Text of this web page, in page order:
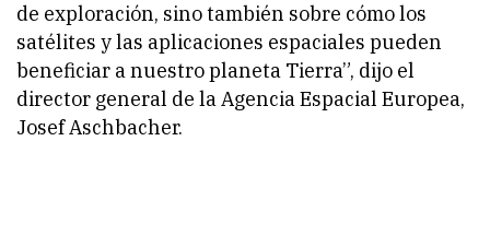
de exploración, sino también sobre cómo los
satélites y las aplicaciones espaciales pueden
beneficiar a nuestro planeta Tierra”, dijo el
director general de la Agencia Espacial Europea,
Josef Aschbacher.